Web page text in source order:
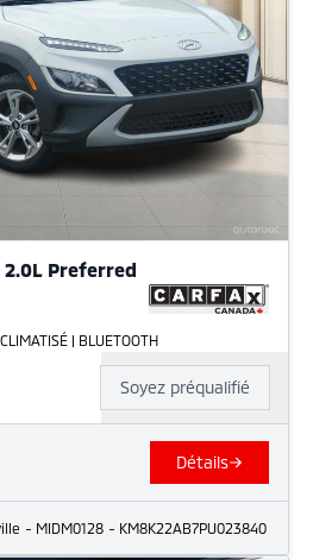
2.0L Preferred
| BLUETOOTH
Soyez préqualifié
Détails
- MIDM0128 - KM8K22AB7PU023840